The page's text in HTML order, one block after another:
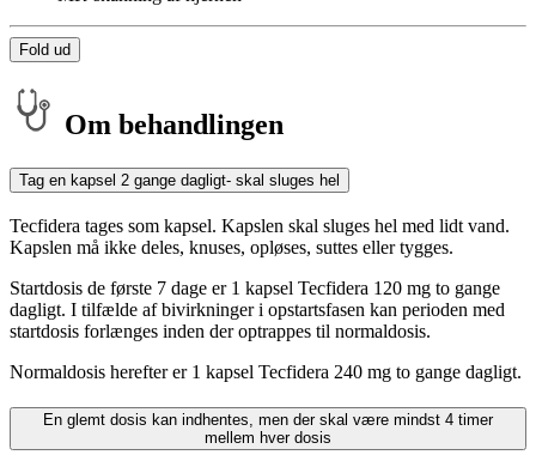
Fold ud
Om behandlingen
Tag en kapsel 2 gange dagligt- skal sluges hel
Tecfidera tages som kapsel. Kapslen skal sluges hel med lidt vand.
Kapslen må ikke deles, knuses, opløses, suttes eller tygges.
Startdosis de første 7 dage er 1 kapsel Tecfidera 120 mg to gange
dagligt. I tilfælde af bivirkninger i opstartsfasen kan perioden med
startdosis forlænges inden der optrappes til normaldosis.
Normaldosis herefter er 1 kapsel Tecfidera 240 mg to gange dagligt.
En glemt dosis kan indhentes, men der skal være mindst 4 timer
mellem hver dosis